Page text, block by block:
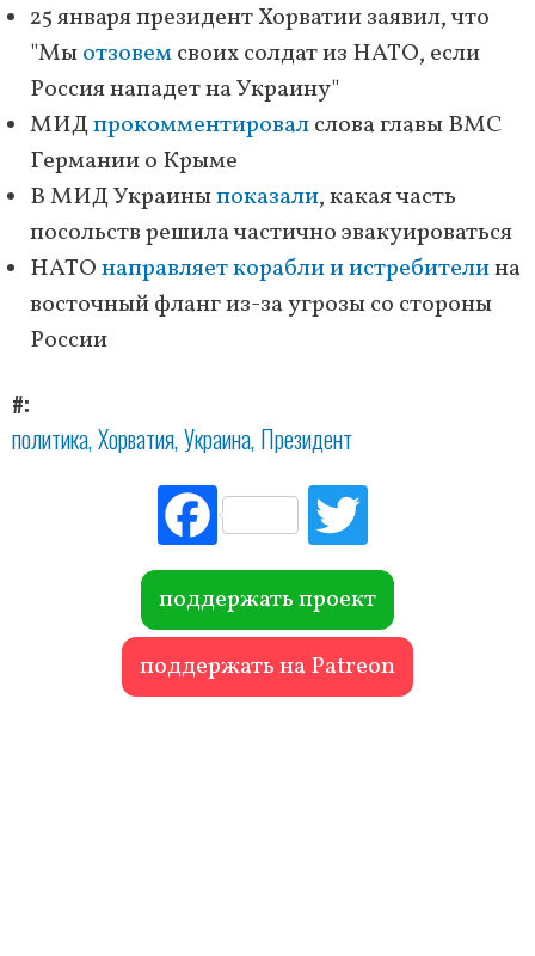
25 января президент Хорватии заявил, что
"Мыотзовемсвоих солдат из НАТО, если
Россия нападет на Украину"
МИДпрокомментировалслова главы ВМС
Германии о Крыме
В МИД Украиныпоказали, какая часть
посольств решила частично эвакуироваться
НАТОнаправляет корабли и истребителина
восточный фланг из-за угрозы со стороны
России
#
политика Хорватия Украина Президент
Fac
ebo
ok r
поддержать проект
поддержать на Patreon